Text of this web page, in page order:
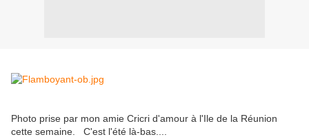
Photo prise par mon amie Cricri d'amour à l'Ile de la Réunion
cette semaine. C'est l'été là-bas....